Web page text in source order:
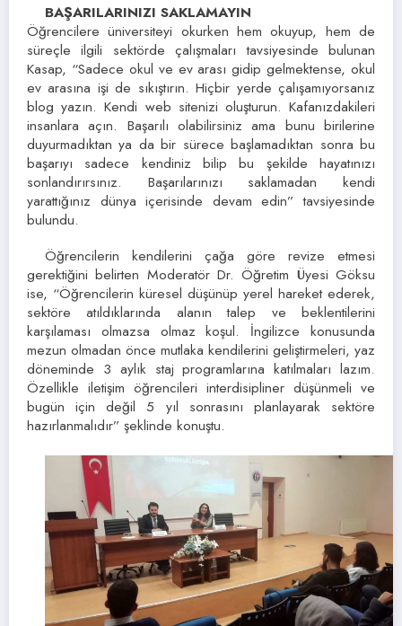
BAŞARILARINIZI SAKLAMAYIN
Öğrencilere üniversiteyi okurken hem okuyup, hem de
süreçle ilgili sektörde çalışmaları tavsiyesinde bulunan
Kasap, “Sadece okul ve ev arası gidip gelmektense, okul
ev arasına işi de sıkıştırın. Hiçbir yerde çalışamıyorsanız
blog yazın. Kendi web sitenizi oluşturun. Kafanızdakileri
insanlara açın. Başarılı olabilirsiniz ama bunu birilerine
duyurmadıktan ya da bir sürece başlamadıktan sonra bu
başarıyı sadece kendiniz bilip bu şekilde hayatınızı
sonlandırırsınız. Başarılarınızı saklamadan kendi
yarattığınız dünya içerisinde devam edin” tavsiyesinde
bulundu.
Öğrencilerin kendilerini çağa göre revize etmesi
gerektiğini belirten Moderatör Dr. Öğretim Üyesi Göksu
ise, “Öğrencilerin küresel düşünüp yerel hareket ederek,
sektöre atıldıklarında alanın talep ve beklentilerini
karşılaması olmazsa olmaz koşul. İngilizce konusunda
mezun olmadan önce mutlaka kendilerini geliştirmeleri, yaz
döneminde 3 aylık staj programlarına katılmaları lazım.
Özellikle iletişim öğrencileri interdisipliner düşünmeli ve
bugün için değil 5 yıl sonrasını planlayarak sektöre
hazırlanmalıdır” şeklinde konuştu.